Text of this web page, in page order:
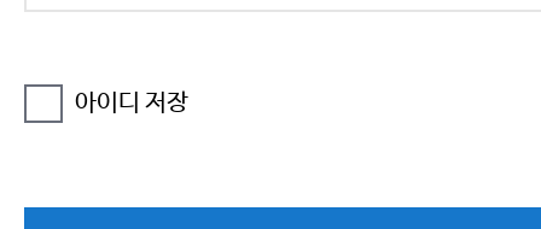
아이디 저장